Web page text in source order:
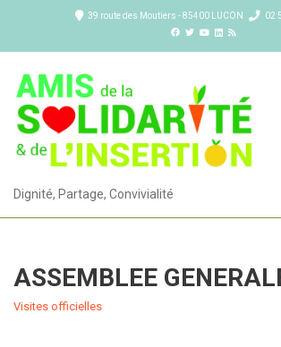
39 route des Moutiers - 85400 LUCON 02
Dignité, Partage, Convivialité
ASSEMBLEE
Visites officielles